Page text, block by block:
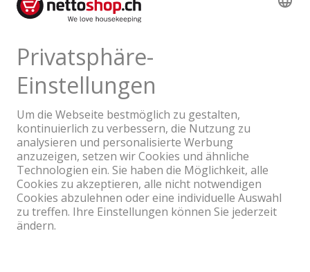
inkl. MwSt. & vRG
Ein Unternehmen der Coop Gruppe